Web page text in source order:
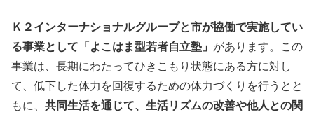
Ｋ２インターナショナルグループと市が協働で実施してい
る事業として「よこはま型若者自立塾」 があります。この
事業は、長期にわたってひきこもり状態にある方に対し
て、低下した体力を回復するための体力づくりを行うとと
もに、 共同生活を通じて、生活リズムの改善や他人との関